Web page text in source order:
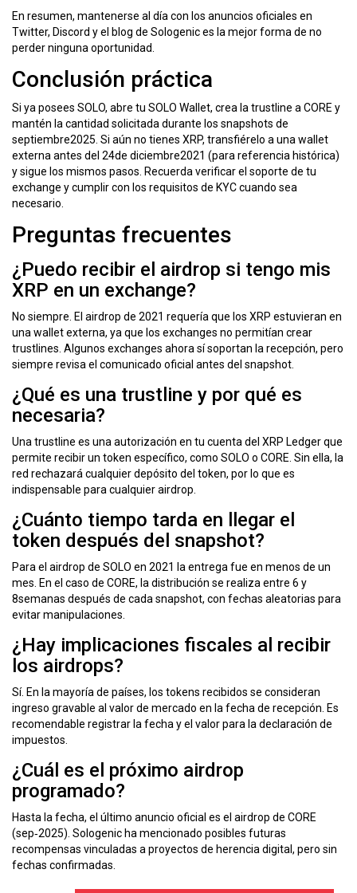
En resumen, mantenerse al día con los anuncios oficiales en
Twitter, Discord y el blog de Sologenic es la mejor forma de no
perder ninguna oportunidad.
Conclusión práctica
Si ya posees SOLO, abre tu SOLO Wallet, crea la trustline a CORE y
mantén la cantidad solicitada durante los snapshots de
septiembre2025. Si aún no tienes XRP, transfiérelo a una wallet
externa antes del 24de diciembre2021 (para referencia histórica)
y sigue los mismos pasos. Recuerda verificar el soporte de tu
exchange y cumplir con los requisitos de KYC cuando sea
necesario.
Preguntas frecuentes
¿Puedo recibir el airdrop si tengo mis
XRP en un exchange?
No siempre. El airdrop de 2021 requería que los XRP estuvieran en
una wallet externa, ya que los exchanges no permitían crear
trustlines. Algunos exchanges ahora sí soportan la recepción, pero
siempre revisa el comunicado oficial antes del snapshot.
¿Qué es una trustline y por qué es
necesaria?
Una trustline es una autorización en tu cuenta del XRP Ledger que
permite recibir un token específico, como SOLO o CORE. Sin ella, la
red rechazará cualquier depósito del token, por lo que es
indispensable para cualquier airdrop.
¿Cuánto tiempo tarda en llegar el
token después del snapshot?
Para el airdrop de SOLO en 2021 la entrega fue en menos de un
mes. En el caso de CORE, la distribución se realiza entre 6 y
8semanas después de cada snapshot, con fechas aleatorias para
evitar manipulaciones.
¿Hay implicaciones fiscales al recibir
los airdrops?
Sí. En la mayoría de países, los tokens recibidos se consideran
ingreso gravable al valor de mercado en la fecha de recepción. Es
recomendable registrar la fecha y el valor para la declaración de
impuestos.
¿Cuál es el próximo airdrop
programado?
Hasta la fecha, el último anuncio oficial es el airdrop de CORE
(sep‑2025). Sologenic ha mencionado posibles futuras
recompensas vinculadas a proyectos de herencia digital, pero sin
fechas confirmadas.